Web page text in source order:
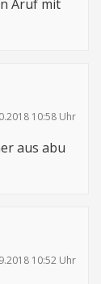
Aruf mit
10:58 Uhr
aus abu
10:52 Uhr